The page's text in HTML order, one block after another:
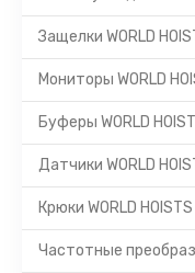
Защелки WORLD
Мониторы WORLD
Буферы WORLD
Датчики WORLD
Крюки WORLD HOISTS
Частотные